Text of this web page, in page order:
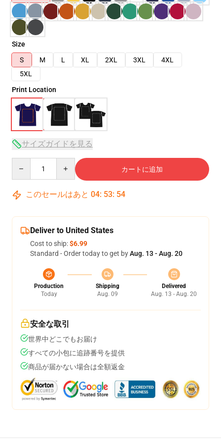
Size
S
M L XL 2XL 3XL
4XL
5XL
Print Location
サイズガイドを見る
カートに追加
このセールはあと 04: 53: 53
Deliver to United States
Cost to ship:$6.99
Standard - Order today to get byAug. 13 - Aug. 20
Production
Today
Shipping
Aug. 09
Delivered
Aug. 13 - Aug. 20
安全な取引
世界中どこでもお届け
すべての小包に追跡番号を提供
商品が届かない場合は全額返金